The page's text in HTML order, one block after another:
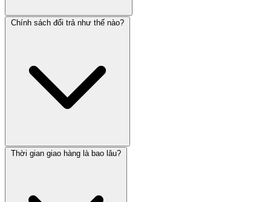
Chính sách đổi trả như thế nào?
Thời gian giao hàng là bao lâu?